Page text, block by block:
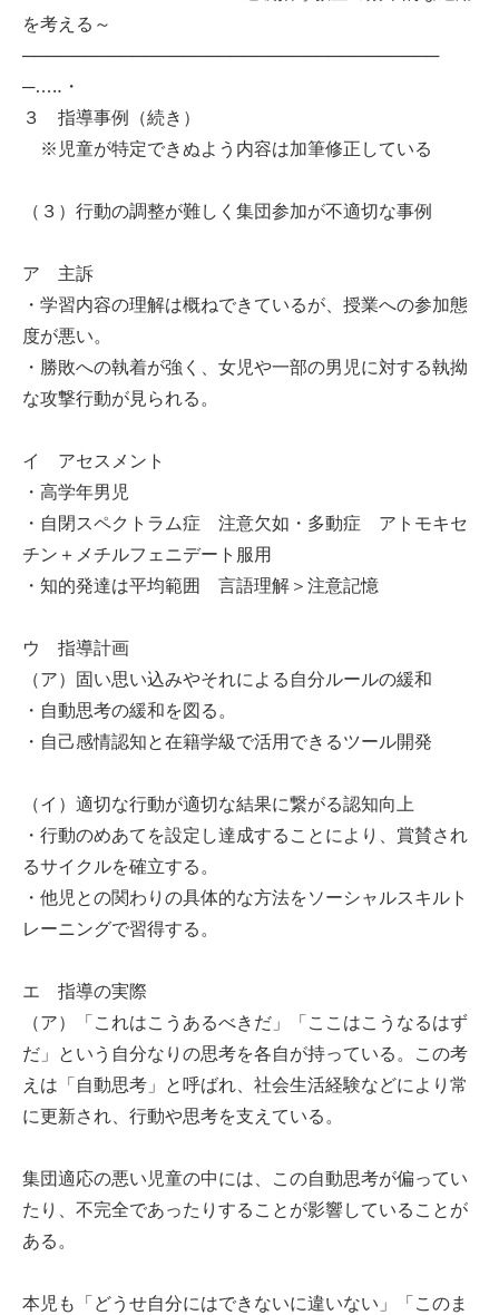
を考える～
──────────────────────────────────
─…‥・
３ 指導事例（続き）
※児童が特定できぬよう内容は加筆修正している
（３）行動の調整が難しく集団参加が不適切な事例
ア 主訴
・学習内容の理解は概ねできているが、授業への参加態
度が悪い。
・勝敗への執着が強く、女児や一部の男児に対する執拗
な攻撃行動が見られる。
イ アセスメント
・高学年男児
・自閉スペクトラム症 注意欠如・多動症 アトモキセ
チン＋メチルフェニデート服用
・知的発達は平均範囲 言語理解＞注意記憶
ウ 指導計画
（ア）固い思い込みやそれによる自分ルールの緩和
・自動思考の緩和を図る。
・自己感情認知と在籍学級で活用できるツール開発
（イ）適切な行動が適切な結果に繋がる認知向上
・行動のめあてを設定し達成することにより、賞賛され
るサイクルを確立する。
・他児との関わりの具体的な方法をソーシャルスキルト
レーニングで習得する。
エ 指導の実際
（ア）「これはこうあるべきだ」「ここはこうなるはず
だ」という自分なりの思考を各自が持っている。この考
えは「自動思考」と呼ばれ、社会生活経験などにより常
に更新され、行動や思考を支えている。
集団適応の悪い児童の中には、この自動思考が偏ってい
たり、不完全であったりすることが影響していることが
ある。
本児も「どうせ自分にはできないに違いない」「このま